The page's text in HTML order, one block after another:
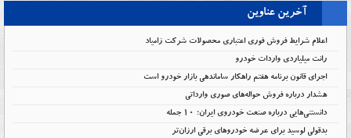
آخرین عناوین
اعلام شرایط فروش فوری اعتباری محصولات شرکت زامیاد
رانت میلیاردی واردات خودرو
اجرای قانون برنامه هفتم راهکار ساماندهی بازار خودرو است
هشدار درباره فروش حواله‌های صوری وارداتی
دانستنی‌هایی درباره صنعت خودروی ایران؛ ۱۰ جمله
بدقولی لوسید برای عرضه خودروهای برقی ارزان‌تر